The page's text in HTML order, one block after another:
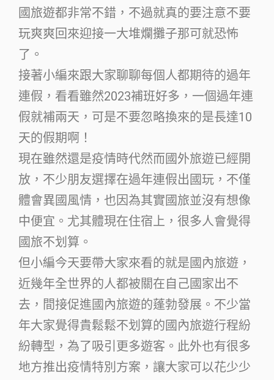
國旅遊都非常不錯，不過就真的要注意不要
玩爽爽回來迎接一大堆爛攤子那可就恐怖
了。
接著小編來跟大家聊聊每個人都期待的過年
連假，看看雖然2023補班好多，一個過年連
假就補兩天，可是不要忽略換來的是長達10
天的假期啊！
現在雖然還是疫情時代然而國外旅遊已經開
放，不少朋友選擇在過年連假出國玩，不僅
體會異國風情，也因為其實國旅並沒有想像
中便宜。尤其體現在住宿上，很多人會覺得
國旅不划算。
但小編今天要帶大家來看的就是國內旅遊，
近幾年全世界的人都被關在自己國家出不
去，間接促進國內旅遊的蓬勃發展。不少當
年大家覺得貴鬆鬆不划算的國內旅遊行程紛
紛轉型，為了吸引更多遊客。此外也有很多
地方推出疫情特別方案，讓大家可以花少少